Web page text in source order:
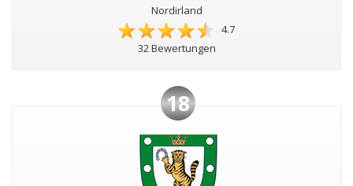
Nordirland
4.7
32 Bewertungen
18